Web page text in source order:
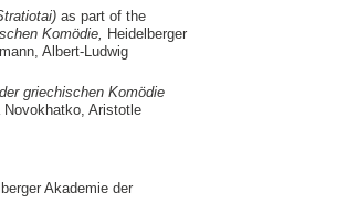
as part of the
Komödie, Heidelberger
Albert-Ludwig
griechischen Komödie
Aristotle
Akademie der